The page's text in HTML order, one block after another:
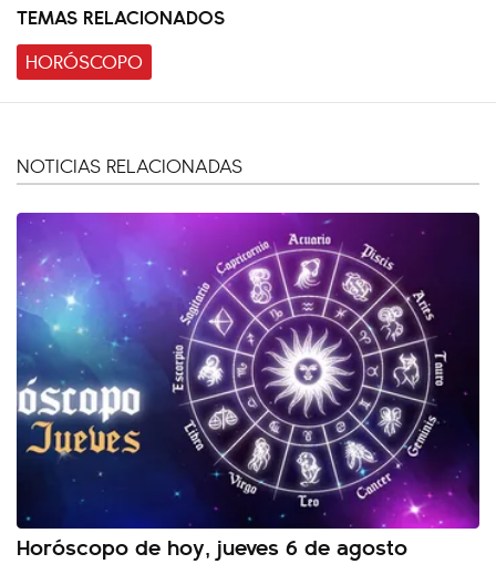
TEMAS RELACIONADOS
HORÓSCOPO
NOTICIAS RELACIONADAS
Horóscopo de hoy, jueves 6 de agosto